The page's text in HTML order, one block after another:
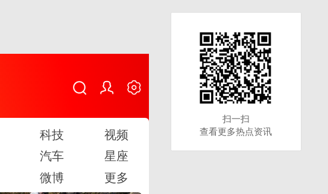
科技
视频
汽车
星座
微博 更多
扫一扫
查看更多热点资讯
扫一扫
查看更多热点资讯